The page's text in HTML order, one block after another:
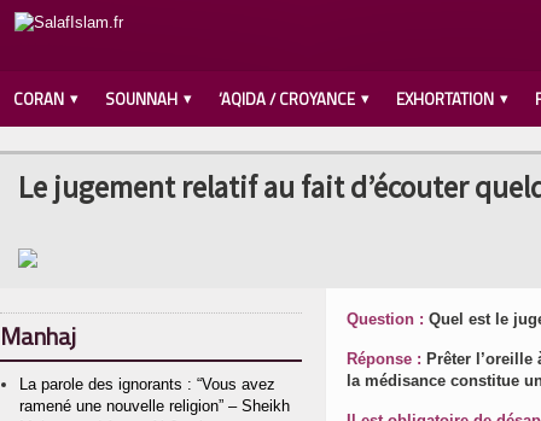
CORAN SOUNNAH ‘AQIDA / CROYANCE EXHORTATION
Le jugement relatif au fait d’écouter
Question : Quel est le
Réponse : Prêter
la médisance constitue
Manhaj
La parole des ignorants : “Vous avez
ramené une nouvelle religion” – Sheikh